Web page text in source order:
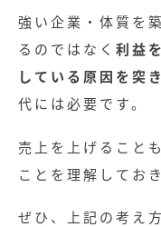
強い企業・体質を
るのではなく 利益
している原因を突
代には必要です。
売上を上げること
ことを理解してお
ぜひ、上記の考え